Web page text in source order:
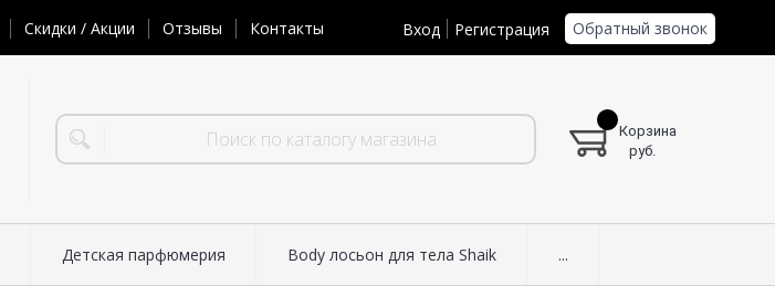
Скидки / Акции Отзывы Контакты Вход Регистрация Обратный звонок
Корзина
руб.
Детская парфюмерия Body лосьон для тела Shaik ...